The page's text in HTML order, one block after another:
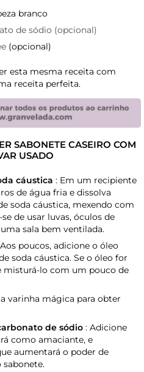
branco
de sódio (opcional)
(opcional)
esta mesma receita com
receita perfeita.
SABONETE CASEIRO COM
USADO
cáustica : Em um recipiente
de água fria e dissolva
soda cáustica, mexendo com
de usar luvas, óculos de
sala bem ventilada.
poucos, adicione o óleo
soda cáustica. Se o óleo for
misturá-lo com um pouco de
varinha mágica para obter
de sódio : Adicione
como amaciante, e
aumentará o poder de
sabonete.